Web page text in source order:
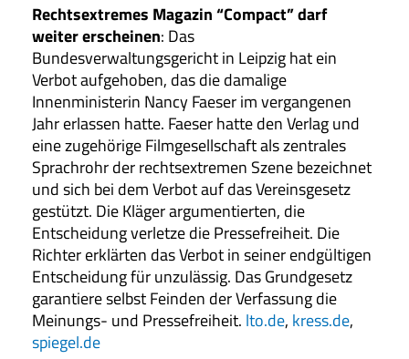
Rechtsextremes Magazin “Compact” darf
weiter erscheinen: Das
Bundesverwaltungsgericht in Leipzig hat ein
Verbot aufgehoben, das die damalige
Innenministerin Nancy Faeser im vergangenen
Jahr erlassen hatte. Faeser hatte den Verlag und
eine zugehörige Filmgesellschaft als zentrales
Sprachrohr der rechtsextremen Szene bezeichnet
und sich bei dem Verbot auf das Vereinsgesetz
gestützt. Die Kläger argumentierten, die
Entscheidung verletze die Pressefreiheit. Die
Richter erklärten das Verbot in seiner endgültigen
Entscheidung für unzulässig. Das Grundgesetz
garantiere selbst Feinden der Verfassung die
Meinungs- und Pressefreiheit. lto.de, kress.de,
spiegel.de